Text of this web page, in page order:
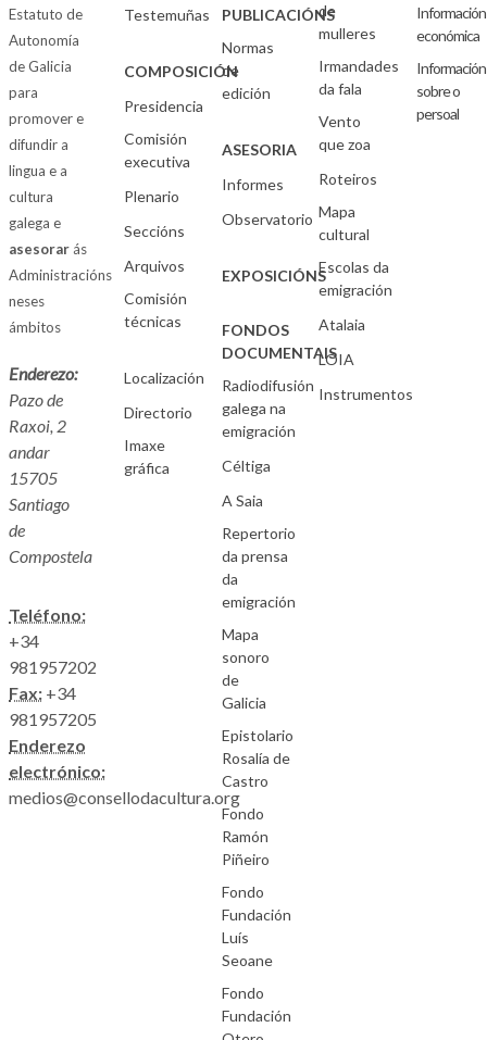
Estatuto de
Autonomía
de Galicia
para
promover e
difundir a
lingua e a
cultura
galega e
asesorarás
Administracións
neses
ámbitos
Enderezo:
Pazo de
Raxoi, 2
andar
15705
Santiago
de
Compostela
Teléfono:
+34
981957202
Fax: +34
981957205
Enderezo
electrónico:
medios@consellodacultura.org
Testemuñas
COMPOSICIÓN
Presidencia
Comisión
executiva
Plenario
Seccións
Arquivos
Comisión
técnicas
Localización
Directorio
Imaxe
gráfica
PUBLICACIÓNS
Normas
de
edición
ASESORIA
Informes
Observatorio
EXPOSICIÓNS
FONDOS
DOCUMENTAIS
Radiodifusión
galega na
emigración
Céltiga
A Saia
Repertorio
da prensa
da
emigración
Mapa
sonoro
de
Galicia
Epistolario
Rosalía de
Castro
Fondo
Ramón
Piñeiro
Fondo
Fundación
Luís
Seoane
Fondo
Fundación
de
mulleres
Irmandades
da fala
Vento
que zoa
Roteiros
Mapa
cultural
Escolas da
emigración
Atalaia
LOIA
Instrumentos
Información
económica
Información
sobre o
persoal